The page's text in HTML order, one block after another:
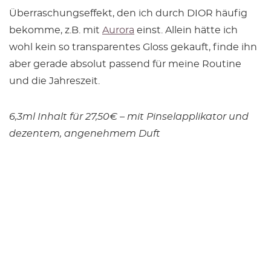
Überraschungseffekt, den ich durch DIOR häufig
bekomme, z.B. mit Aurora einst. Allein hätte ich
wohl kein so transparentes Gloss gekauft, finde ihn
aber gerade absolut passend für meine Routine
und die Jahreszeit.
6,3ml Inhalt für 27,50€ – mit Pinselapplikator und
dezentem, angenehmem Duft